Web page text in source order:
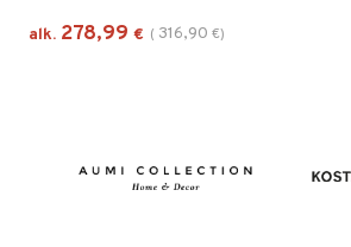
alk. 278,99 € ( 316,90 €)